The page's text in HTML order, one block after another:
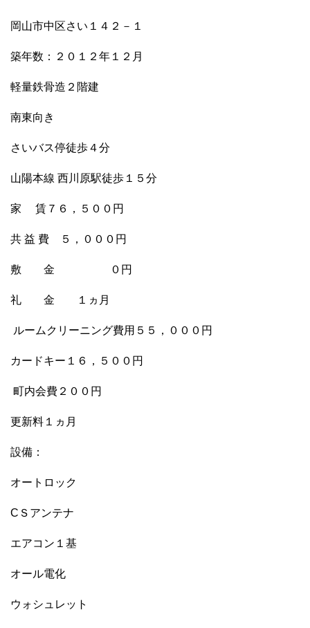
岡山市中区さい１４２－１
築年数：２０１２年１２月
軽量鉄骨造２階建
南東向き
さいバス停徒歩４分
山陽本線 西川原駅徒歩１５分
家 賃７６，５００円
共 益 費 ５，０００円
敷 金 ０円
礼 金 １ヵ月
ルームクリーニング費用５５，０００円
カードキー１６，５００円
町内会費２００円
更新料１ヵ月
設備：
オートロック
CＳアンテナ
エアコン１基
オール電化
ウォシュレット